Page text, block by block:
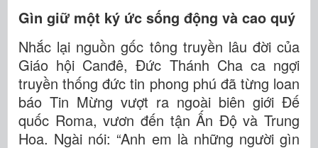
Gìn giữ một ký ức sống động và cao quý
Nhắc lại nguồn gốc tông truyền lâu đời của
Giáo hội Canđê, Đức Thánh Cha ca ngợi
truyền thống đức tin phong phú đã từng loan
báo Tin Mừng vượt ra ngoài biên giới Đế
quốc Roma, vươn đến tận Ấn Độ và Trung
Hoa. Ngài nói: “Anh em là những người gìn